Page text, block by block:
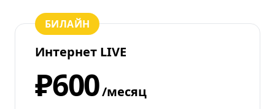
БИЛАЙН
Интернет LIVE
₽600/месяц